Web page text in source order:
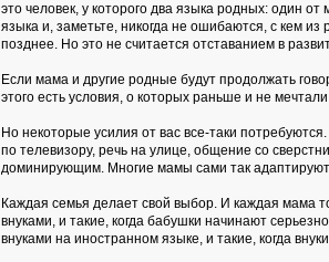
это человек, у которого два языка родных: один
языка и, заметьте, никогда не ошибаются, с кем из
позднее. Но это не считается отставанием в
Если мама и другие родные будут продолжать
этого есть условия, о которых раньше и не
Но некоторые усилия от вас все-таки
по телевизору, речь на улице, общение со
доминирующим. Многие мамы сами так
Каждая семья делает свой выбор. И каждая мама
внуками, и такие, когда бабушки начинают
внуками на иностранном языке, и такие, когда